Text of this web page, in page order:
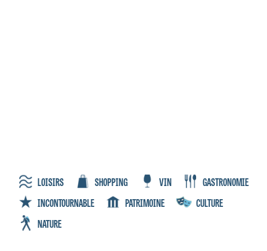
LOISIRS SHOPPING VIN
GASTRONOMIE
INCONTOURNABLE
PATRIMOINE
CULTURE
NATURE